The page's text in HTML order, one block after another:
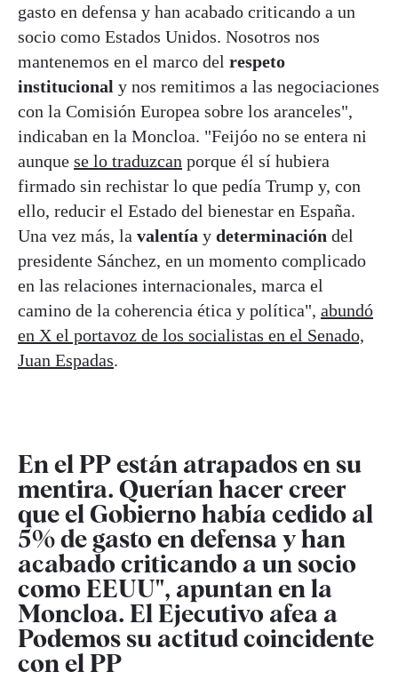
gasto en defensa y han acabado criticando a un
socio como Estados Unidos. Nosotros nos
mantenemos en el marco del respeto
institucional y nos remitimos a las negociaciones
con la Comisión Europea sobre los aranceles",
indicaban en la Moncloa. "Feijóo no se entera ni
aunque se lo traduzcan porque él sí hubiera
firmado sin rechistar lo que pedía Trump y, con
ello, reducir el Estado del bienestar en España.
Una vez más, la valentía y determinación del
presidente Sánchez, en un momento complicado
en las relaciones internacionales, marca el
camino de la coherencia ética y política", abundó
en X el portavoz de los socialistas en el Senado,
Juan Espadas.
En el PP están atrapados en su
mentira. Querían hacer creer
que el Gobierno había cedido al
5% de gasto en defensa y han
acabado criticando a un socio
como EEUU", apuntan en la
Moncloa. El Ejecutivo afea a
Podemos su actitud coincidente
con el PP